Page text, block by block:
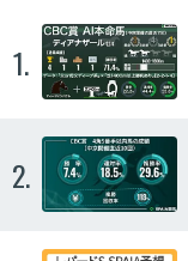
1.
2.